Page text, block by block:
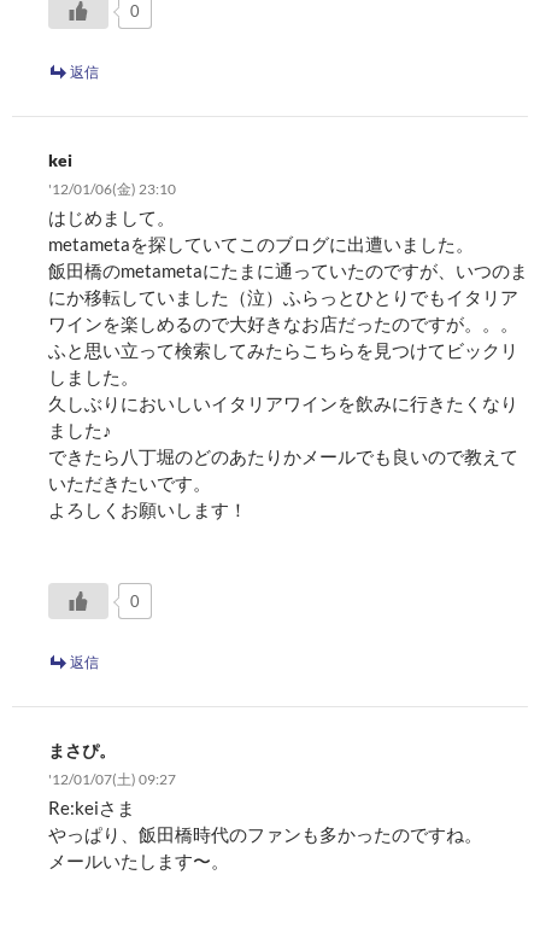
0
返信
kei
'12/01/06(金) 23:10
はじめまして。
metametaを探していてこのブログに出遭いました。
飯田橋のmetametaにたまに通っていたのですが、いつのま
にか移転していました（泣）ふらっとひとりでもイタリア
ワインを楽しめるので大好きなお店だったのですが。。。
ふと思い立って検索してみたらこちらを見つけてビックリ
しました。
久しぶりにおいしいイタリアワインを飲みに行きたくなり
ました♪
できたら八丁堀のどのあたりかメールでも良いので教えて
いただきたいです。
よろしくお願いします！
0
返信
まさぴ。
'12/01/07(土) 09:27
Re:keiさま
やっぱり、飯田橋時代のファンも多かったのですね。
メールいたします〜。